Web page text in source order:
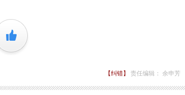
+1
【纠错】 责任编辑： 余申芳